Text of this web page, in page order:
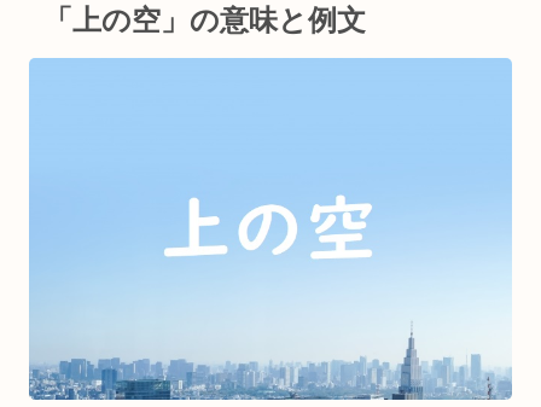
「上の空」の意味と例文